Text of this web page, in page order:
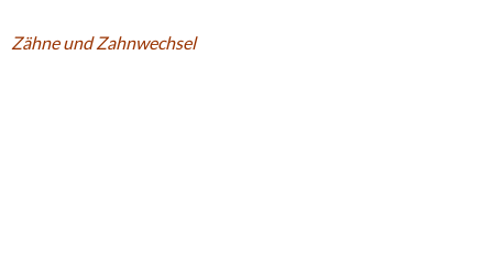
Zähne und Zahnwechsel